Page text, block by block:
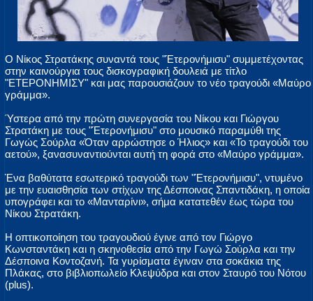
Ο Νίκος Στρατάκης συναντά τους "Έτερονήμισυ" συμμετέχοντας
στην καινούργια τους δισκογραφική δουλειά με τίτλο
"ΕΤΕΡΟΝΗΜΙΣΥ" και μας παρουσιάζουν το νέο τραγούδι «Μαύρο
γράμμα».
Ύστερα από την πρώτη συνεργασία του Νίκου και Γιώργου
Στρατάκη με τους "Έτερονήμισυ" στο μουσικό παραμύθι της
Γωγώς Σούρλα «Όταν αρρώστησε ο Ήλιος» και «Το τραγούδι του
αετού», ξανασυναντιούνται αυτή τη φορά στο «Μαύρο γράμμα».
Ένα βαθύτατα εσωτερικό τραγούδι των "Έτερονήμισυ", ντυμένο
με την ευαισθησία των στίχων της Δέσποινας Σπαντιδάκη, η οποία
υπογράφει και το «Μανταρίνι», σήμα κατατεθέν έως τώρα του
Νίκου Στρατάκη.
Η οπτικοποίηση του τραγουδιού έγινε από τον Γιώργο
Κωνσταντάκη και η σκηνοθεσία από την Γωγώ Σούρλα και την
Δέσποινα Κοντοζανή. Τα γυρίσματα έγιναν στα σοκάκια της
Πλάκας, στο βιβλιοπωλείο Κλεψύδρα και στον Σταυρό του Νότου
(plus).